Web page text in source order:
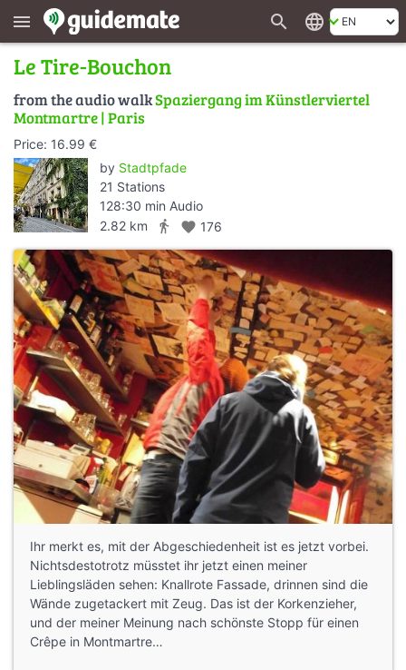
menu search language
Le Tire-Bouchon
from the audio walkSpaziergang im Künstlerviertel
Montmartre | Paris
Price: 16.99 €
by Stadtpfade
21 Stations
128:30 min Audio
2.82 km
directions_walk favorite 176
Ihr merkt es, mit der Abgeschiedenheit ist es jetzt vorbei.
Nichtsdestotrotz müsstet ihr jetzt einen meiner
Lieblingsläden sehen: Knallrote Fassade, drinnen sind die
Wände zugetackert mit Zeug. Das ist der Korkenzieher,
und der meiner Meinung nach schönste Stopp für einen
Crêpe in Montmartre…